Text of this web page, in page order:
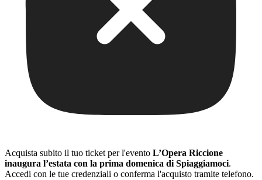
Acquista subito il tuo ticket per l'evento L’Opera Riccione
inaugura l’estata con la prima domenica di Spiaggiamoci.
Accedi con le tue credenziali o conferma l'acquisto tramite telefono.